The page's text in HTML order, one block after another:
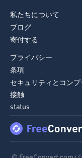
私たちについて
ブログ
寄付する
プライバシー
条項
セキュリティとコン
接触
status